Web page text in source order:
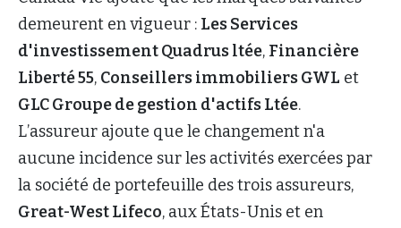
demeurent en vigueur : Les Services
d'investissement Quadrus ltée, Financière
Liberté 55, Conseillers immobiliers GWL et
GLC Groupe de gestion d'actifs Ltée.
L’assureur ajoute que le changement n'a
aucune incidence sur les activités exercées par
la société de portefeuille des trois assureurs,
Great-West Lifeco, aux États-Unis et en